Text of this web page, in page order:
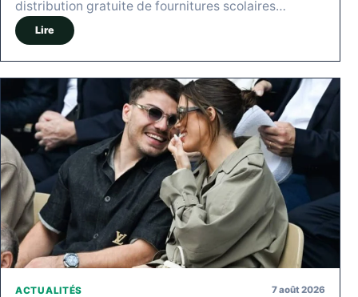
distribution gratuite de fournitures scolaires…
Lire
ACTUALITÉS 7 août 2026